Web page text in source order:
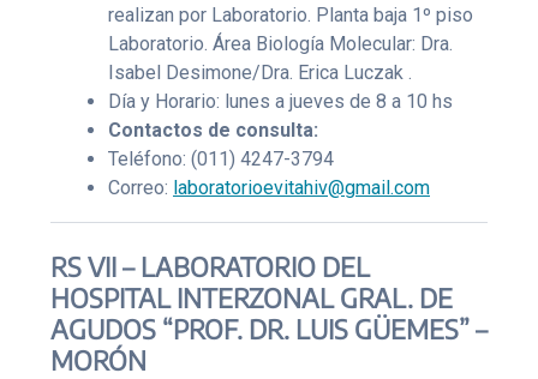
realizan por Laboratorio. Planta baja 1º piso
Laboratorio. Área Biología Molecular: Dra.
Isabel Desimone/Dra. Erica Luczak .
Día y Horario: lunes a jueves de 8 a 10 hs
Contactos de consulta:
Teléfono: (011) 4247-3794
Correo: laboratorioevitahiv@gmail.com
RS VII – LABORATORIO DEL
HOSPITAL INTERZONAL GRAL. DE
AGUDOS “PROF. DR. LUIS GÜEMES” –
MORÓN